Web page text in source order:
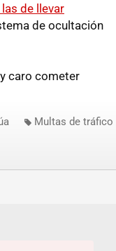
de llevar
de ocultación
caro cometer
Multas de tráfico